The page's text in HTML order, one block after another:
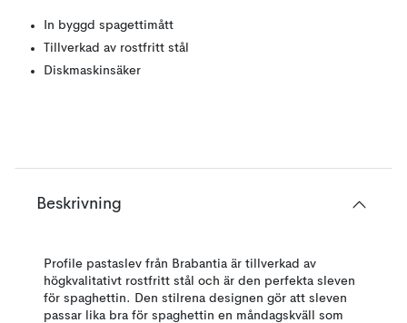
In byggd spagettimått
Tillverkad av rostfritt stål
Diskmaskinsäker
Beskrivning
Profile pastaslev från Brabantia är tillverkad av
högkvalitativt rostfritt stål och är den perfekta sleven
för spaghettin. Den stilrena designen gör att sleven
passar lika bra för spaghettin en måndagskväll som